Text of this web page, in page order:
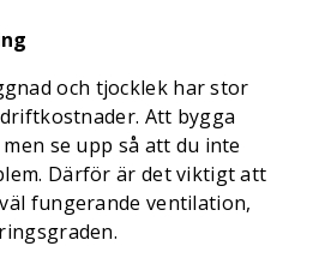
och tjocklek har stor
Att bygga
se upp så att du inte
Därför är det viktigt att
fungerande ventilation,